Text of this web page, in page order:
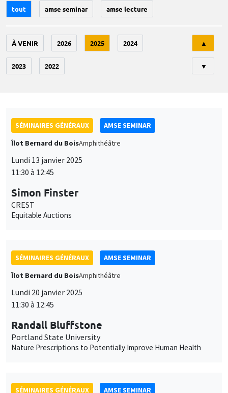
tout amse seminar amse lecture
À VENIR 2026 2025 2024
2023 2022
▲
▼
SÉMINAIRES GÉNÉRAUX
AMSE SEMINAR
Îlot Bernard du BoisAmphithéâtre
Lundi 13 janvier 2025
11:30 à 12:45
Simon Finster
CREST
Equitable Auctions
SÉMINAIRES GÉNÉRAUX
AMSE SEMINAR
Îlot Bernard du BoisAmphithéâtre
Lundi 20 janvier 2025
11:30 à 12:45
Randall Bluffstone
Portland State University
Nature Prescriptions to Potentially Improve Human Health
SÉMINAIRES GÉNÉRAUX
AMSE SEMINAR